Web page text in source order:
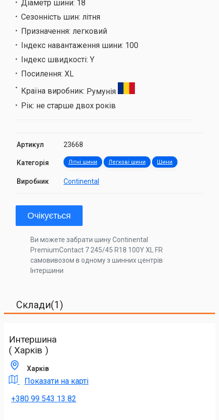
Діаметр шини: 18
Сезонність шин: літня
Призначення: легковий
Індекс навантаження шини: 100
Індекс швидкості: Y
Посилення: XL
Країна виробник: Румунія
Рік: не старше двох років
Артикул 23668
Категорія Літні шини Легкові шини Шини
Виробник Continental
Очікується
Ви можете забрати шину Continental
PremiumContact 7 245/45 R18 100Y XL FR
самовивозом в одному з шинних центрів
Інтершини
Склади(1)
Интершина
( Харків )
Харків
Показати на карті
+380 99 543 13 82